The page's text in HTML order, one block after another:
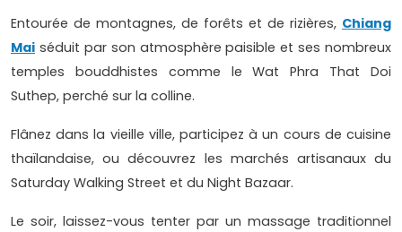
Entourée de montagnes, de forêts et de rizières, Chiang
Mai séduit par son atmosphère paisible et ses nombreux
temples bouddhistes comme le Wat Phra That Doi
Suthep, perché sur la colline.
Flânez dans la vieille ville, participez à un cours de cuisine
thaïlandaise, ou découvrez les marchés artisanaux du
Saturday Walking Street et du Night Bazaar.
Le soir, laissez-vous tenter par un massage traditionnel